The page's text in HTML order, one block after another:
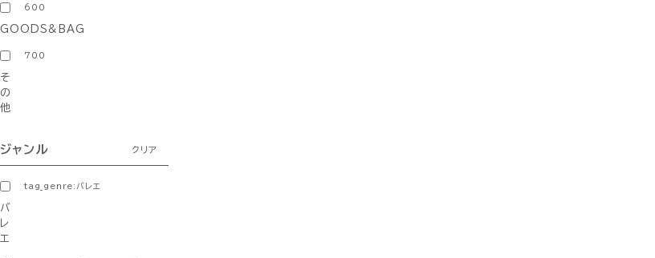
600
GOODS&BAG
700
そ
の
他
ジャンル クリア
tag_genre:バレエ
バ
レ
エ